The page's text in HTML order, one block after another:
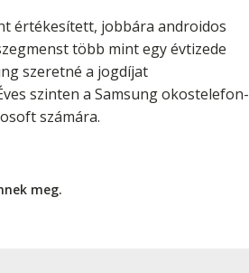
értékesített, jobbára androidos
több mint egy évtizede
szeretné a jogdíjat
szinten a Samsung okostelefon-
számára.
meg.